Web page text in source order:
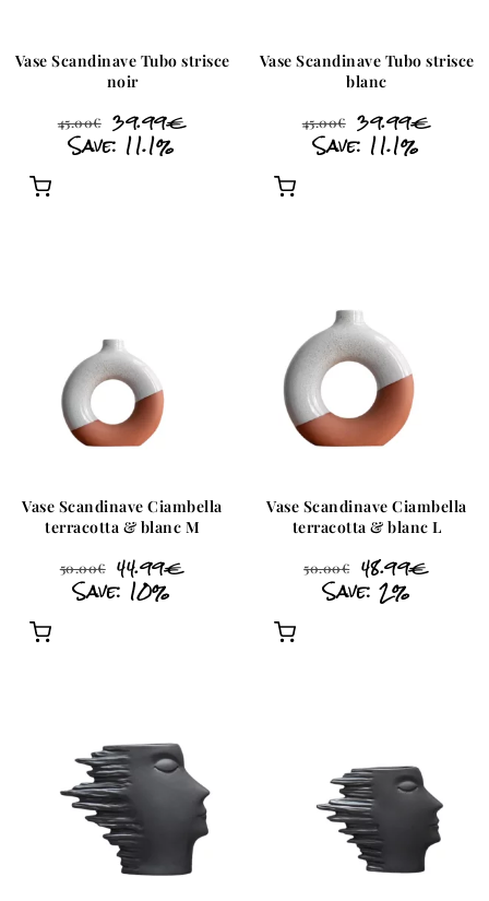
Vase Scandinave Tubo strisce
noir
45.00€ 39.99€
Save: 11.1%
Vase Scandinave Tubo strisce
blanc
45.00€ 39.99€
Save: 11.1%
Vase Scandinave Ciambella
terracotta & blanc M
50.00€ 44.99€
Save: 10%
Vase Scandinave Ciambella
terracotta & blanc L
50.00€ 48.99€
Save: 2%